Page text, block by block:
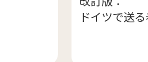
ドイツで送